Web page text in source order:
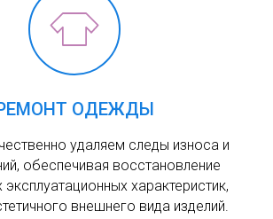
ОДЕЖДЫ
удаляем следы износа и
обеспечивая восстановление
характеристик,
внешнего вида изделий.